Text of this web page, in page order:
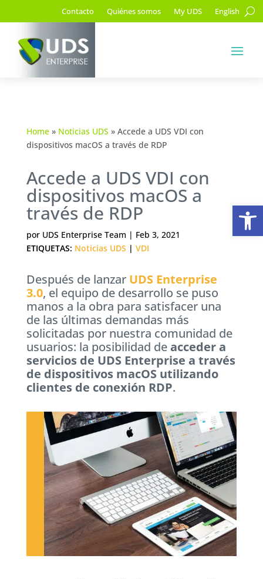
Contacto Quiénes somos My UDS English
Home» Noticias UDS » Accede a UDS VDI con
dispositivos macOS a través de RDP
Accede a UDS VDI con
dispositivos macOS a
través de RDP
por UDS Enterprise Team | Feb 3, 2021
ETIQUETAS: Noticias UDS | VDI
Después de lanzar UDS Enterprise
3.0, el equipo de desarrollo se puso
manos a la obra para satisfacer una
de las últimas demandas más
solicitadas por nuestra comunidad de
usuarios: la posibilidad de acceder a
servicios de UDS Enterprise a través
de dispositivos macOS utilizando
clientes de conexión RDP.